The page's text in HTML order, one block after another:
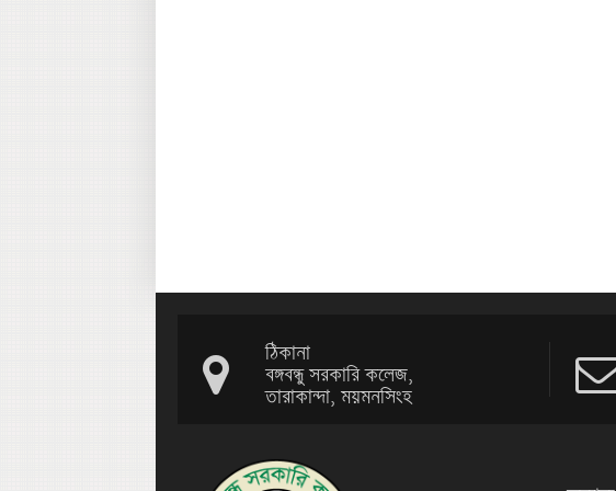
ঠিকানা
বঙ্গবন্ধু সরকারি কলেজ,
তারাকান্দা, ময়মনসিংহ